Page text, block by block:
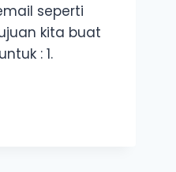
seperti
kita buat
: 1.